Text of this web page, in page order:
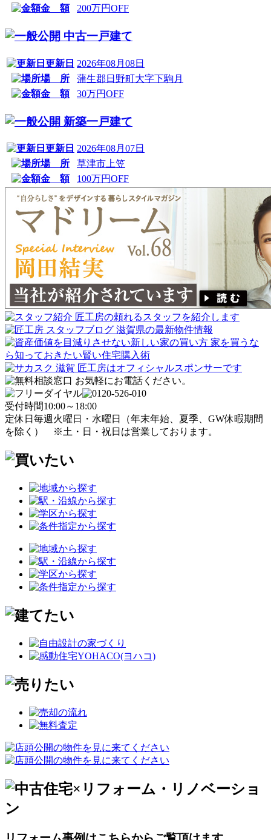
金 額
200万円OFF
中古一戸建て
更新日 2026年08月08日
場 所
蒲生郡日野町大字下駒月
金 額
30万円OFF
新築一戸建て
更新日 2026年08月07日
場 所
草津市上笠
金 額
100万円OFF
受付時間10:00～18:00
定休日 毎週火曜日・水曜日
（年末年始、夏季、GW休暇期間
を除く）
※土・日・祝日は営業しております。